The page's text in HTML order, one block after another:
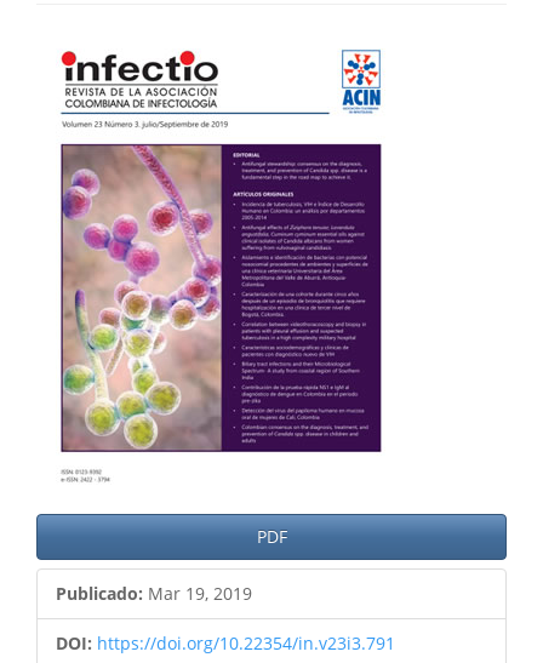
Barra
lateral
del
artículo
PDF
Publicado: Mar 19, 2019
DOI: https://doi.org/10.22354/in.v23i3.791